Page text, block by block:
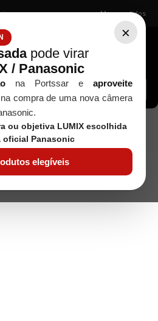
×
pode virar
/ Panasonic
na Portssar e aproveite
compra de uma nova câmera
ou objetiva LUMIX escolhida
oficial Panasonic
elegíveis
Meus pedidos
acessórios...
Acessórios para Iluminação
COLMEIA SN01 BOWENS PARA
II